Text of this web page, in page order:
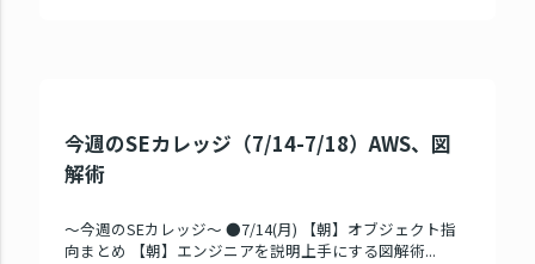
今週のSEカレッジ（7/14-7/18）AWS、図
解術
～今週のSEカレッジ～ ●7/14(月) 【朝】オブジェクト指
向まとめ 【朝】エンジニアを説明上手にする図解術...